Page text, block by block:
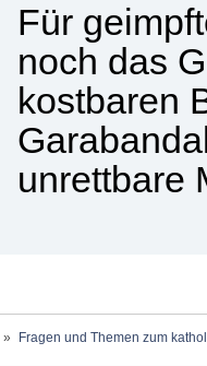
Für
noch das
kostbaren
unrettbare
» Fragen und Themen zum